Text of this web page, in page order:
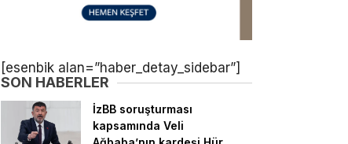
[esenbik alan=”haber_detay_sidebar”]
SON HABERLER
İzBB soruşturması
kapsamında Veli